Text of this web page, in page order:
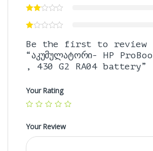
Be the first to review
“აკუმულატორი- HP
, 430 G2 RA04 battery”
Your Rating
Your Review